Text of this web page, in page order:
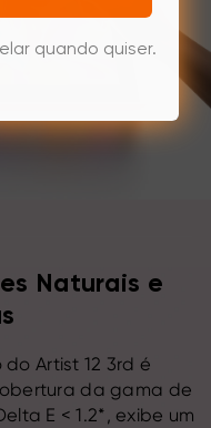
Naturais e
Artist 12 3rd é
da gama de
E < 1.2*, exibe um
quando quiser.